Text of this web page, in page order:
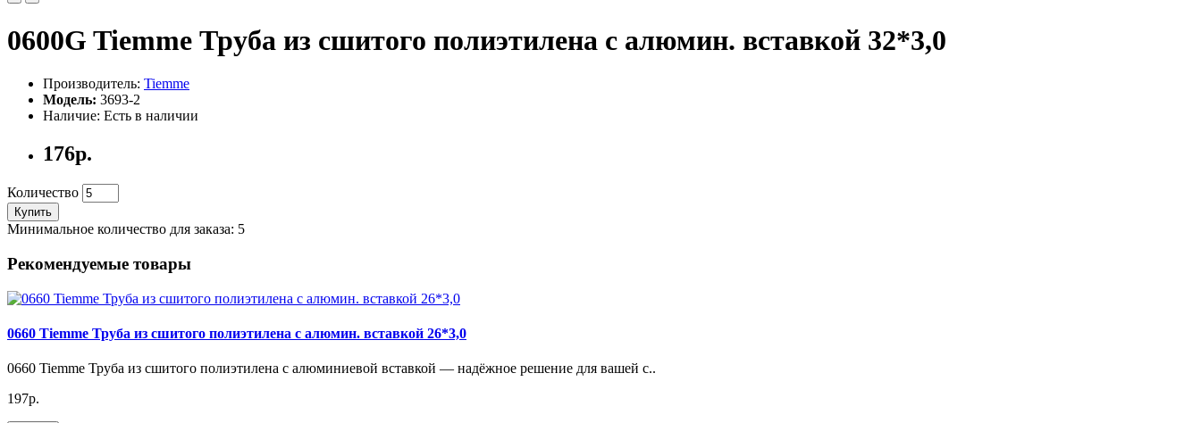
0600G Tiemme Труба из сшитого полиэтилена с алюмин. вставкой 32*3,0
Производитель: Tiemme
Модель: 3693-2
Наличие: Есть в наличии
176р.
Количество
Купить
Минимальное количество для заказа: 5
Рекомендуемые товары
0660 Tiemme Труба из сшитого полиэтилена с алюмин. вставкой 26*3,0
0660 Tiemme Труба из сшитого полиэтилена с алюминиевой вставкой — надёжное решение для вашей с..
197р.